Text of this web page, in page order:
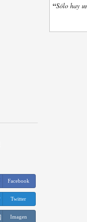
Facebook
Twitter
Imagen
“Sólo hay